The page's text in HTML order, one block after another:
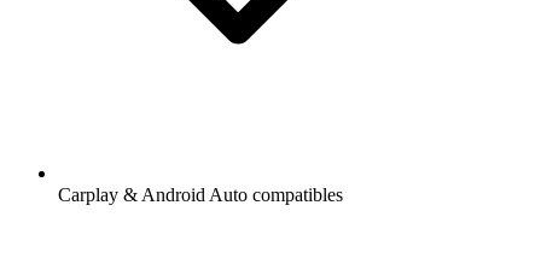
Carplay & Android Auto compatibles